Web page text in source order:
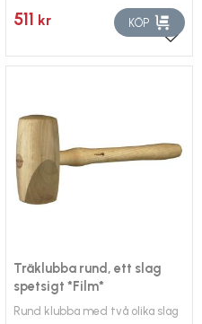
till i favoriter
511 kr
KÖP
Träklubba rund, ett slag
spetsigt *Film*
Rund klubba med två olika slag